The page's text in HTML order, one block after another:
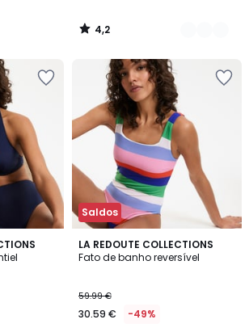
4,2
/
Saldos
LA REDOUTE COLLECTIONS
Fato de banho reversível
59.99 €
30.59 € -49%
4,2
/ 5